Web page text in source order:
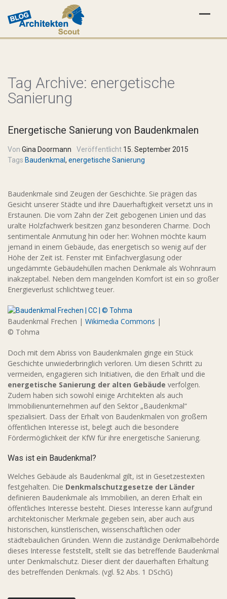
Tag Archive: energetische
Sanierung
Energetische Sanierung von Baudenkmalen
Von Gina Doormann Veröffentlicht 15. September 2015
Tags Baudenkmal , energetische Sanierung
Baudenkmale sind Zeugen der Geschichte. Sie prägen das
Gesicht unserer Städte und ihre Dauerhaftigkeit versetzt uns in
Erstaunen. Die vom Zahn der Zeit gebogenen Linien und das
uralte Holzfachwerk besitzen ganz besonderen Charme. Doch
sentimentale Anmutung hin oder her: Wohnen möchte kaum
jemand in einem Gebäude, das energetisch so wenig auf der
Höhe der Zeit ist. Fenster mit Einfachverglasung oder
ungedämmte Gebäudehüllen machen Denkmale als Wohnraum
inakzeptabel. Neben dem mangelnden Komfort ist ein so großer
Energieverlust schlichtweg teuer.
Baudenkmal Frechen | Wikimedia Commons |
© Tohma
Doch mit dem Abriss von Baudenkmalen ginge ein Stück
Geschichte unwiederbringlich verloren. Um diesen Schritt zu
vermeiden, engagieren sich Initiativen, die den Erhalt und die
energetische Sanierung der alten Gebäude verfolgen.
Zudem haben sich sowohl einige Architekten als auch
Immobilienunternehmen auf den Sektor „Baudenkmal“
spezialisiert. Dass der Erhalt von Baudenkmalen von großem
öffentlichen Interesse ist, belegt auch die besondere
Fördermöglichkeit der KfW für ihre energetische Sanierung.
Was ist ein Baudenkmal?
Welches Gebäude als Baudenkmal gilt, ist in Gesetzestexten
festgehalten. Die Denkmalschutzgesetze der Länder
definieren Baudenkmale als Immobilien, an deren Erhalt ein
öffentliches Interesse besteht. Dieses Interesse kann aufgrund
architektonischer Merkmale gegeben sein, aber auch aus
historischen, künstlerischen, wissenschaftlichen oder
städtebaulichen Gründen. Wenn die zuständige Denkmalbehörde
dieses Interesse feststellt, stellt sie das betreffende Baudenkmal
unter Denkmalschutz. Dieser dient der dauerhaften Erhaltung
des betreffenden Denkmals. (vgl. §2 Abs. 1 DSchG)